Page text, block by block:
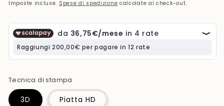
di
Imposte incluse. Spese di spedizione calcolate al check-out.
Tecnica di stampa
3D Piatta HD